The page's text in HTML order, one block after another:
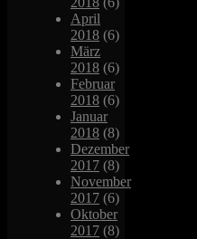
April
2018 (6)
März
2018 (6)
Februar
2018 (6)
Januar
2018 (8)
Dezember
2017 (8)
November
2017 (6)
Oktober
2017 (8)